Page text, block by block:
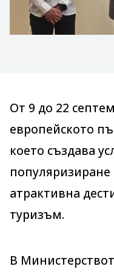
От 9 до 22
европейското
което създава
атрактивна
туризъм.
В